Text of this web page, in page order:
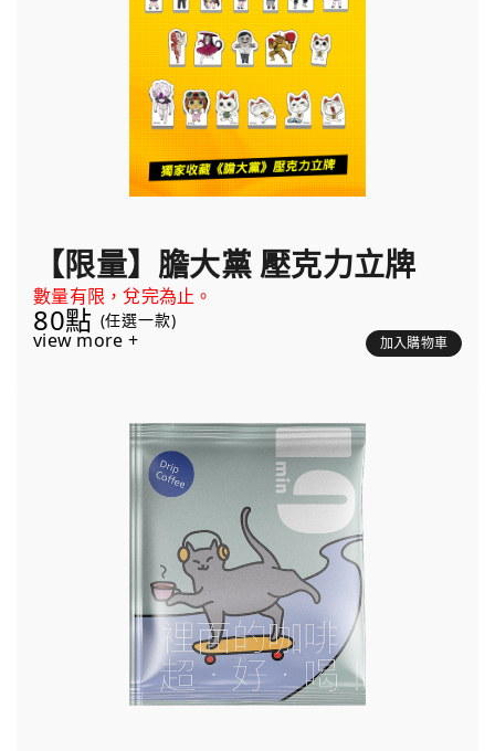
【限量】膽大黨 壓克力立牌
數量有限，兌完為止。
80點 (任選一款)
view more + 加入購物車